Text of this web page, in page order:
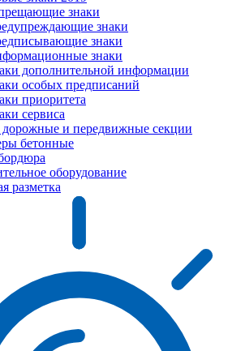
знаки
знаки
знаки
знаки
дополнительной информации
особых предписаний
приоритета
сервиса
дорожные и передвижные секции
бетонные
оборудование
разметка